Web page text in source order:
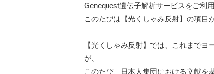
Genequest遺伝子解析サービスをご利
このたびは【光くしゃみ反射】の項目
【光くしゃみ反射】では、これまで
が、
このたび、日本人集団における文献を